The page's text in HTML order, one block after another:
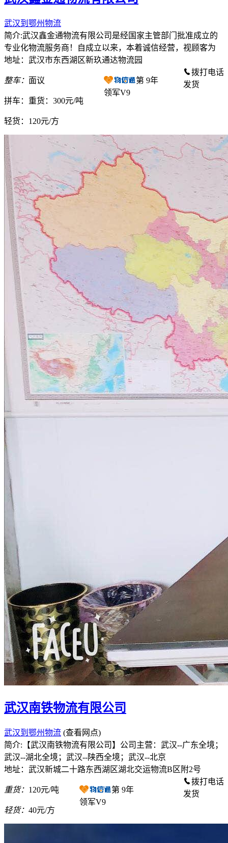
武汉到鄂州物流
简介:武汉鑫金通物流有限公司是经国家主管部门批准成立的
专业化物流服务商！自成立以来，本着诚信经营，视顾客为
地址：武汉市东西湖区新玖通达物流园
整车： 面议
拼车： 重货：300元/吨
轻货： 120元/方
第 9年
领军V9
拨打电话
发货
武汉南铁物流有限公司
武汉到鄂州物流 (查看网点)
简介:【武汉南铁物流有限公司】公司主营：武汉--广东全境；
武汉--湖北全境；武汉--陕西全境；武汉--北京
地址：武汉新城二十路东西湖区湖北交运物流B区附2号
重货： 120元/吨
轻货： 40元/方
第 9年
领军V9
拨打电话
发货